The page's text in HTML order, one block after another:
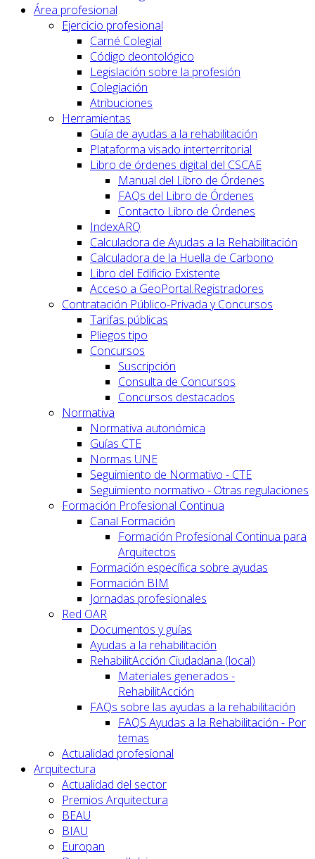
Área profesional
Ejercicio profesional
Carné Colegial
Código deontológico
Legislación sobre la profesión
Colegiación
Atribuciones
Herramientas
Guía de ayudas a la rehabilitación
Plataforma visado interterritorial
Libro de órdenes digital del CSCAE
Manual del Libro de Órdenes
FAQs del Libro de Órdenes
Contacto Libro de Órdenes
IndexARQ
Calculadora de Ayudas a la Rehabilitación
Calculadora de la Huella de Carbono
Libro del Edificio Existente
Acceso a GeoPortal.Registradores
Contratación Público-Privada y Concursos
Tarifas públicas
Pliegos tipo
Concursos
Suscripción
Consulta de Concursos
Concursos destacados
Normativa
Normativa autonómica
Guías CTE
Normas UNE
Seguimiento de Normativo - CTE
Seguimiento normativo - Otras regulaciones
Formación Profesional Continua
Canal Formación
Formación Profesional Continua para
Arquitectos
Formación específica sobre ayudas
Formación BIM
Jornadas profesionales
Red OAR
Documentos y guías
Ayudas a la rehabilitación
RehabilitAcción Ciudadana (local)
Materiales generados -
RehabilitAcción
FAQs sobre las ayudas a la rehabilitación
FAQS Ayudas a la Rehabilitación - Por
temas
Actualidad profesional
Arquitectura
Actualidad del sector
Premios Arquitectura
BEAU
BIAU
Europan